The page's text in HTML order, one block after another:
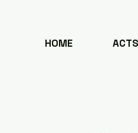
HOME ACTS